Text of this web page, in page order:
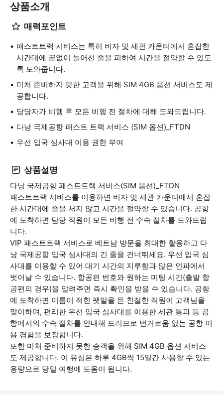
상품소개
매력포인트
패스트트랙 서비스는 특히 비자 및 세관 카운터에서 혼잡한
시간대에 끝없이 늘어선 줄을 피하여 시간을 절약할 수 있도
록 도와줍니다.
미처 준비하지 못한 고객을 위해 SIM 4GB 옵션 서비스도 제
공합니다.
담당자가 비행 후 모든 비행 전 절차에 대해 도와드립니다.
다낭 국제공항 패스트 트랙 서비스 (SIM 옵션)_FTDN
우선 입국 심사대 이용 권한 부여
상품설명
다낭 국제공항 패스트트랙 서비스(SIM 옵션)_FTDN
패스트트랙 서비스를 이용하면 비자 및 세관 카운터에서 혼잡
한 시간대에 줄을 서지 않고 시간을 절약할 수 있습니다. 공항
에 도착하면 담당 직원이 모든 비행 전 수속 절차를 도와드립
니다.
VIP 패스트트랙 서비스로 베트남 방문을 최대한 활용하고 다
낭 국제공항 입국 심사대의 긴 줄을 건너뛰세요. 우선 입국 심
사대를 이용할 수 있어 대기 시간의 지루함과 많은 인파에서
벗어날 수 있습니다. 항공편 번호와 원하는 미팅 시간(출발 항
공편의 경우)을 알려주면 즉시 확인을 받을 수 있습니다. 공항
에 도착하면 이름이 적힌 팻말을 든 친절한 직원이 고객님을
맞이하며, 편리한 우선 입국 심사대를 이용한 세관 통과 등 공
항에서의 수속 절차를 안내해 드리므로 번거로움 없는 공항 이
용 경험을 보장합니다.
또한 미처 준비하지 못한 승객을 위해 SIM 4GB 옵션 서비스
도 제공합니다. 이 유심은 하루 4GB씩 15일간 사용할 수 있는
용량으로 당일 여행에 도움이 됩니다.